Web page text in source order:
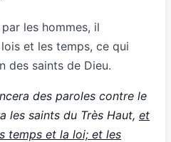
les hommes, il
et les temps, ce qui
des saints de Dieu.
des paroles contre le
les saints du Très Haut, et
temps et la loi; et les